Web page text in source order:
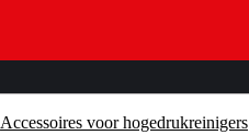
Accessoires voor hogedrukreinigers